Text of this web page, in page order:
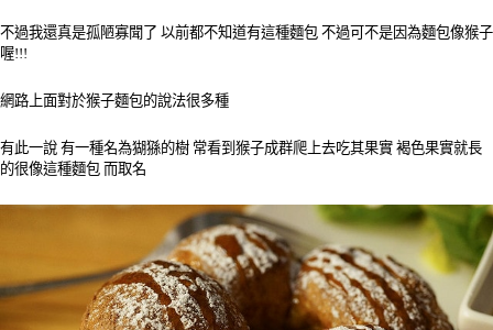
不過我還真是孤陋寡聞了 以前都不知道有這種麵包 不過可不是因為麵包像猴子
喔!!!
網路上面對於猴子麵包的說法很多種
有此一說 有一種名為猢猻的樹 常看到猴子成群爬上去吃其果實 褐色果實就長
的很像這種麵包 而取名